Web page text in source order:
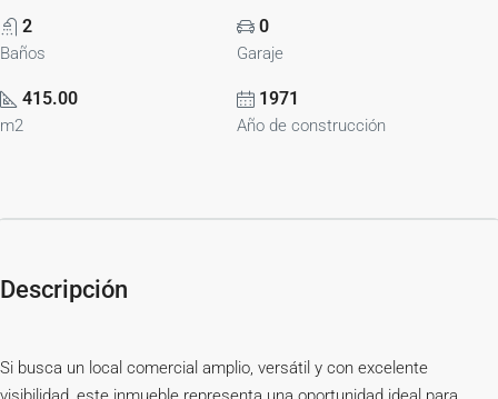
2
Baños
0
Garaje
415.00
m2
1971
Año de construcción
Descripción
Si busca un local comercial amplio, versátil y con excelente